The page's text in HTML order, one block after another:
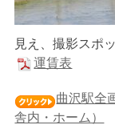
見え、撮影スポ
運賃表
曲沢駅全
舎内・ホーム）